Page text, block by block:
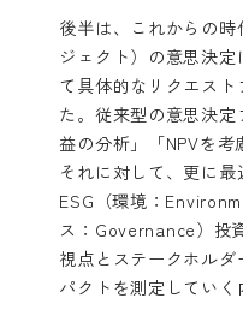
後半は、これからの
ジェクト）の意思決
て具体的なリクエス
た。従来型の意思決
益の分析」「NPVを考
それに対して、更に
ESG（環境：
ス：Governance）投
視点とステークホル
パクトを測定していく